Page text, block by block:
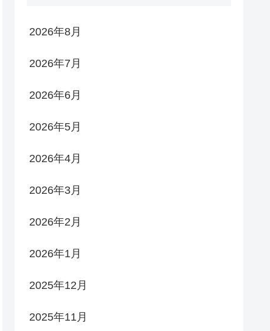
2026年8月
2026年7月
2026年6月
2026年5月
2026年4月
2026年3月
2026年2月
2026年1月
2025年12月
2025年11月